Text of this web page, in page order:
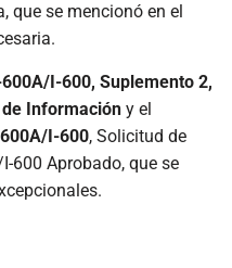
que se mencionó en el
I-600, Suplemento 2,
Información y el
I-600, Solicitud de
600 Aprobado, que se